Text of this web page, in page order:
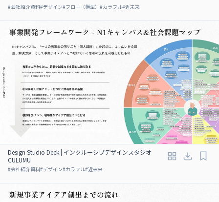
#会社紹介資料#デザイン#フロー（横型） #カラフル#近未来
Design Studio Deck | インクルーシブデザインスタジオ
CULUMU
#会社紹介資料#デザイン#カラフル#近未来